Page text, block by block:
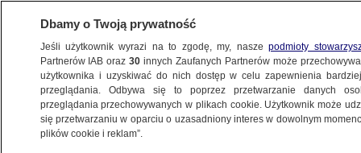
METEO
NAJNOWSZE
Dbamy o Twoją prywatność
Jeśli użytkownik wyrazi na to zgodę, my, naszepodmioty
Partnerów IAB oraz30 innych Zaufanych Partnerów może
użytkownika i uzyskiwać do nich dostęp w celu zapewnienia
przeglądania. Odbywa się to poprzez przetwarzanie danych
przeglądania przechowywanych w plikach cookie. Użytkownik może
się przetwarzaniu w oparciu o uzasadniony interes w dowolnym
plików cookie i reklam”.